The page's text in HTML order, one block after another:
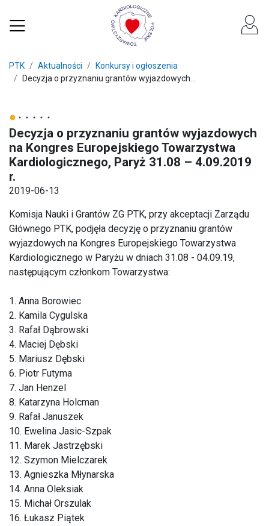
PTK Aktualności
Konkursy i ogłoszenia
Decyzja o przyznaniu grantów wyjazdowych...
Decyzja o przyznaniu grantów wyjazdowych
na Kongres Europejskiego Towarzystwa
Kardiologicznego, Paryż 31.08 – 4.09.2019
r.
2019-06-13
Komisja Nauki i Grantów ZG PTK, przy akceptacji Zarządu
Głównego PTK, podjęła decyzję o przyznaniu grantów
wyjazdowych na Kongres Europejskiego Towarzystwa
Kardiologicznego w Paryżu w dniach 31.08 - 04.09.19,
następującym członkom Towarzystwa:
1. Anna Borowiec
2. Kamila Cygulska
3. Rafał Dąbrowski
4. Maciej Dębski
5. Mariusz Dębski
6. Piotr Futyma
7. Jan Henzel
8. Katarzyna Holcman
9. Rafał Januszek
10. Ewelina Jasic-Szpak
11. Marek Jastrzębski
12. Szymon Mielczarek
13. Agnieszka Młynarska
14. Anna Oleksiak
15. Michał Orszulak
16. Łukasz Piątek